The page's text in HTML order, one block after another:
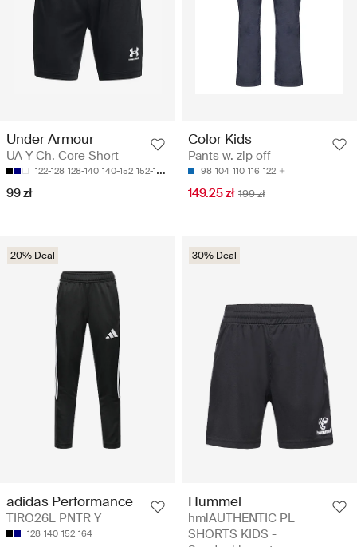
Under Armour
UA Y Ch. Core Short
122-128 128-140 140-152 152-158 158-170
99 zł
Color Kids
Pants w. zip off
98 104 110 116 122
149.25 zł 199 zł
20% Deal
adidas Performance
TIRO26L PNTR Y
128 140 152 164
30% Deal
Hummel
hmlAUTHENTIC PL
SHORTS KIDS -